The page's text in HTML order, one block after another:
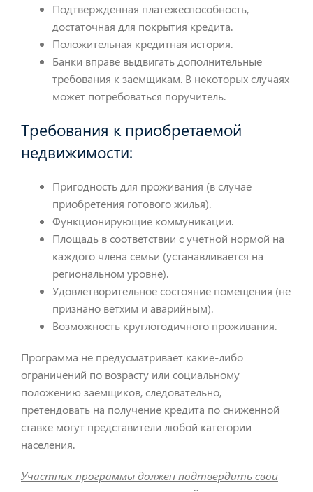
Подтвержденная платежеспособность,
достаточная для покрытия кредита.
Положительная кредитная история.
Банки вправе выдвигать дополнительные
требования к заемщикам. В некоторых случаях
может потребоваться поручитель.
Требования к приобретаемой
недвижимости:
Пригодность для проживания (в случае
приобретения готового жилья).
Функционирующие коммуникации.
Площадь в соответствии с учетной нормой на
каждого члена семьи (устанавливается на
региональном уровне).
Удовлетворительное состояние помещения (не
признано ветхим и аварийным).
Возможность круглогодичного проживания.
Программа не предусматривает какие-либо
ограничений по возрасту или социальному
положению заемщиков, следовательно,
претендовать на получение кредита по сниженной
ставке могут представители любой категории
населения.
Участник программы должен подтвердить свои